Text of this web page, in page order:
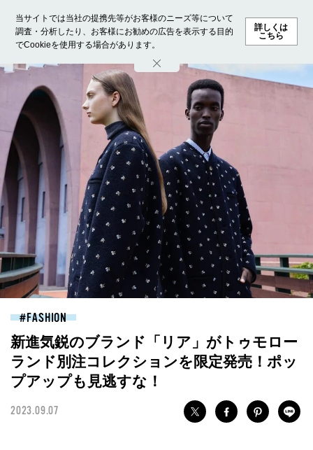
当サイトでは当社の提携先等がお客様のニーズ等について
調査・分析したり、お客様にお勧めの広告を表示する目的
でCookieを使用する場合があります。
詳しくは
こちら
ホーム モデル募集 ランキング ファッション ビューテ
FASHION
新進気鋭のブランド「リア」がトゥモロー
ランド別注コレクションを限定発売！ポッ
プアップも見逃すな！
2023.09.07